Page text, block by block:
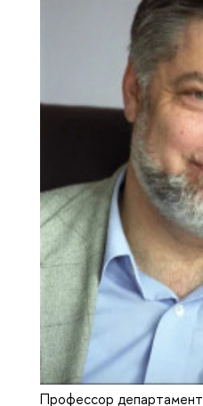
Профессор